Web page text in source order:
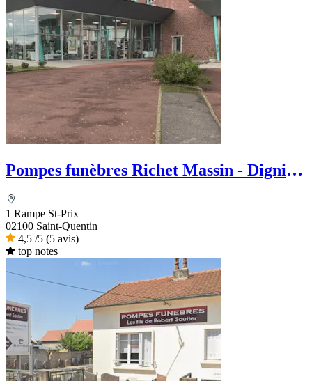
Pompes funèbres Richet Massin - Dignité
1 Rampe St-Prix
02100 Saint-Quentin
4,5 /5 (5 avis)
top notes